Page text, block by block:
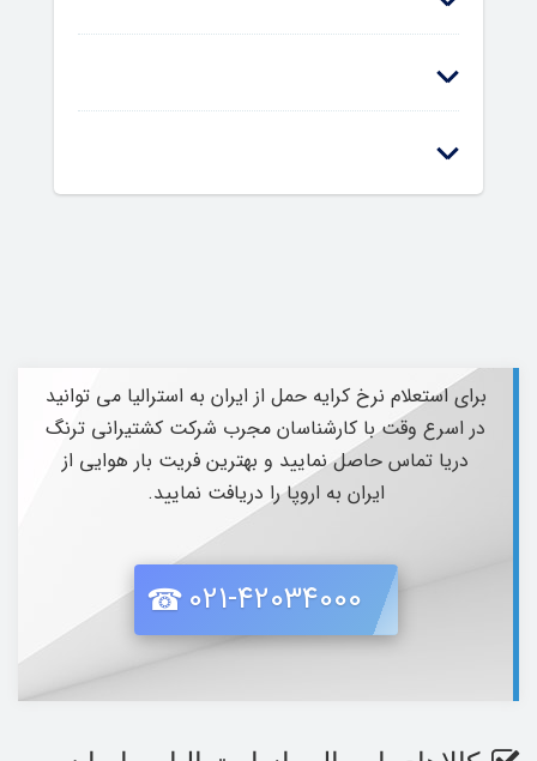
برای استعلام نرخ کرایه حمل از ایران به استرالیا می توانید
در اسرع وقت با کارشناسان مجرب شرکت کشتیرانی ترنگ
دریا تماس حاصل نمایید و بهترین فریت بار هوایی از
ایران به اروپا را دریافت نمایید.
021-42034000